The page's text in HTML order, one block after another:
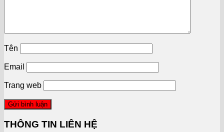
Tên
Email
Trang web
THÔNG TIN LIÊN HỆ